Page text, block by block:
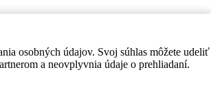
osobných údajov. Svoj súhlas môžete udeliť
a neovplyvnia údaje o prehliadaní.